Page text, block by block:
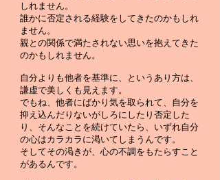
しれません。
誰かに否定される経験をしてきたのかもしれ
ません。
親との関係で満たされない思いを抱えてきた
のかもしれません。
自分よりも他者を基準に、というあり方は、
謙虚で美しくも見えます。
でもね、他者にばかり気を取られて、自分を
抑え込んだりないがしろにしたり否定した
り、そんなことを続けていたら、いずれ自分
の心はカラカラに渇いてしまうんです。
そしてその渇きが、心の不調をもたらすこと
があるんです。